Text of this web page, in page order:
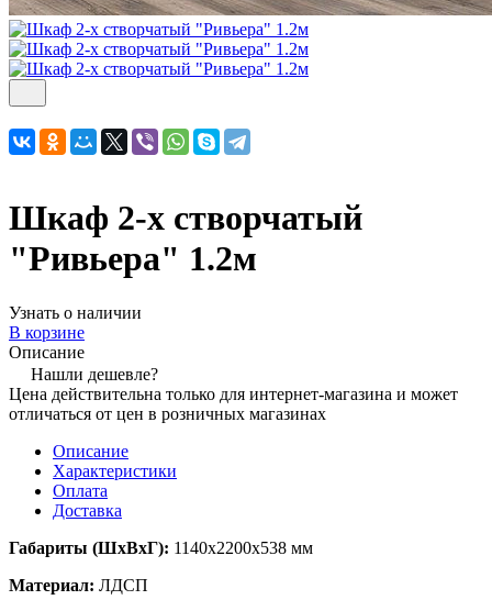
Шкаф 2-х створчатый
"Ривьера" 1.2м
Узнать о наличии
В корзине
Описание
Нашли дешевле?
Цена действительна только для интернет-магазина и может
отличаться от цен в розничных магазинах
Описание
Характеристики
Оплата
Доставка
Габариты (ШхВхГ): 1140х2200х538 мм
Материал: ЛДСП